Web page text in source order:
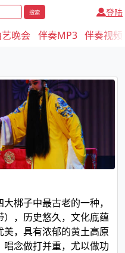
搜索 登陆
晚会 伴奏MP3 伴奏视频
梆子中最古老的一种，
，历史悠久，文化底蕴
，具有浓郁的黄土高原
念做打并重，尤以做功